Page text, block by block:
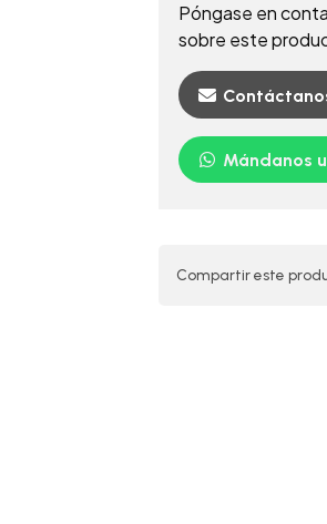
Póngase en
sobre este
Mándanos
Compartir este